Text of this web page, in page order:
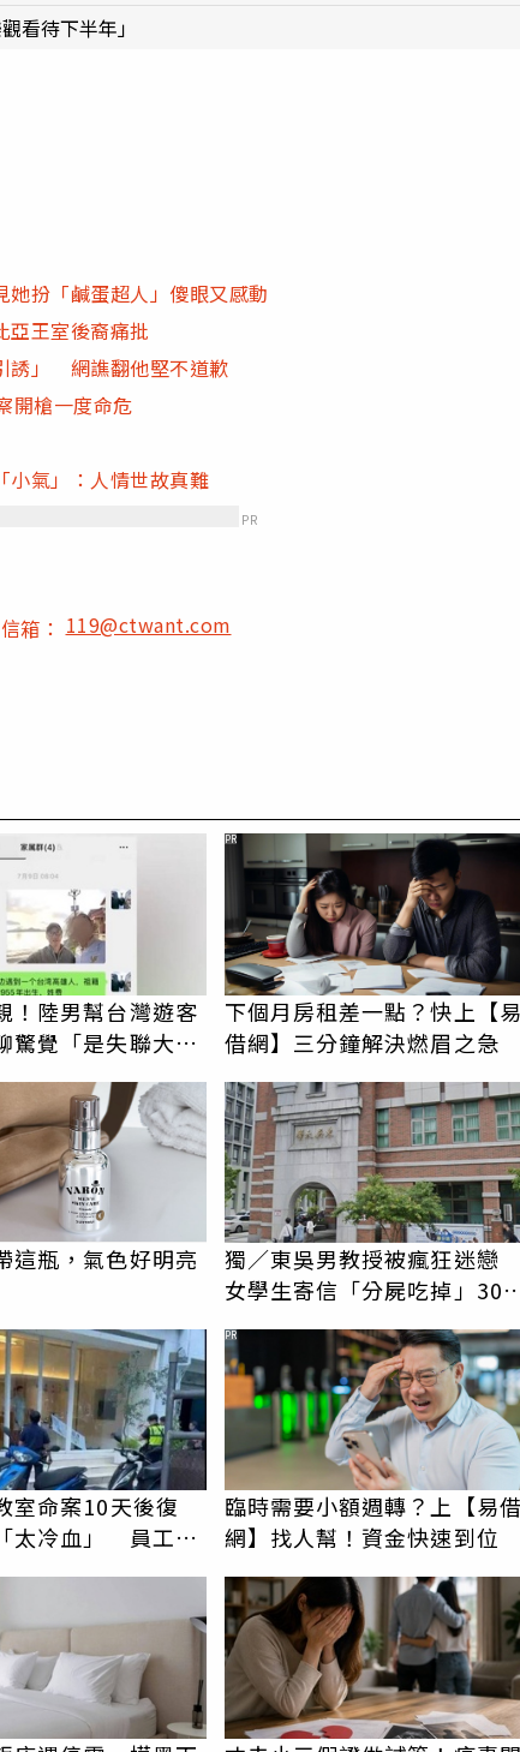
看待下半年」
扮「鹹蛋超人」傻眼又感動
王室後裔痛批
誘」 網譙翻他堅不道歉
開槍一度命危
氣」：人情世故真難
PR
信箱：119@ctwant.com
！陸男幫台灣遊客
覺「是失聯大
下個月房租差一點？快上【
借網】三分鐘解決燃眉之急
PR
這瓶，氣色好明亮
獨／東吳男教授被瘋狂迷
女學生寄信「分屍吃掉」30
室命案10天後復
太冷血」 員工怒
臨時需要小額週轉？上【易
網】找人幫！資金快速到位
PR